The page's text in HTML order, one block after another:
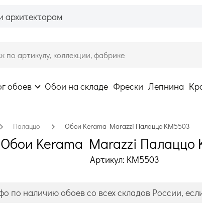
архитекторам
обоев Обои на складе Фрески Лепнина
Палаццо Обои Kerama Marazzi Палаццо KM5503
Обои Kerama Marazzi Палаццо
Артикул: KM5503
по наличию обоев со всех складов России,